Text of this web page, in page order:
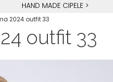
HAND MADE CIPELE >
2024 outfit 33
outfit 33